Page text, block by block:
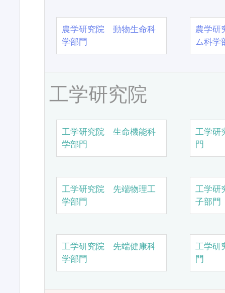
農学研究院 動物生命科
学部門
農学
ム科学
工学研究院
工学研究院 生命機能科
学部門
工学研
門
工学研究院 先端物理工
学部門
工学研
子部門
工学研究院 先端健康科
学部門
工学研
門